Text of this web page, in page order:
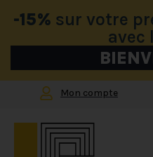
-15% sur votre
avec
Mon compte